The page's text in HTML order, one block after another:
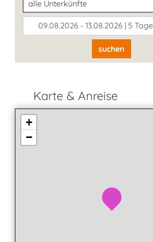
09.08.2026 - 13.08.2026 | 5 Tage
suchen
Karte & Anreise
+
−